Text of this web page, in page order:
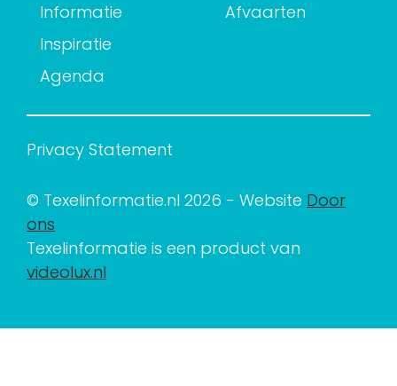
Informatie
Inspiratie
Agenda
Afvaarten
Privacy Statement
© Texelinformatie.nl 2026 - Website Door
ons
Texelinformatie is een product van
videolux.nl